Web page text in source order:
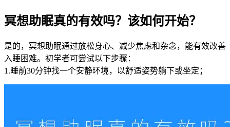
冥想助眠真的有效吗？该如何开始？
是的，冥想助眠通过放松身心、减少焦虑和杂念，能有效改善
入睡困难。初学者可尝试以下步骤：
1.睡前30分钟找一个安静环境，以舒适姿势躺下或坐定；